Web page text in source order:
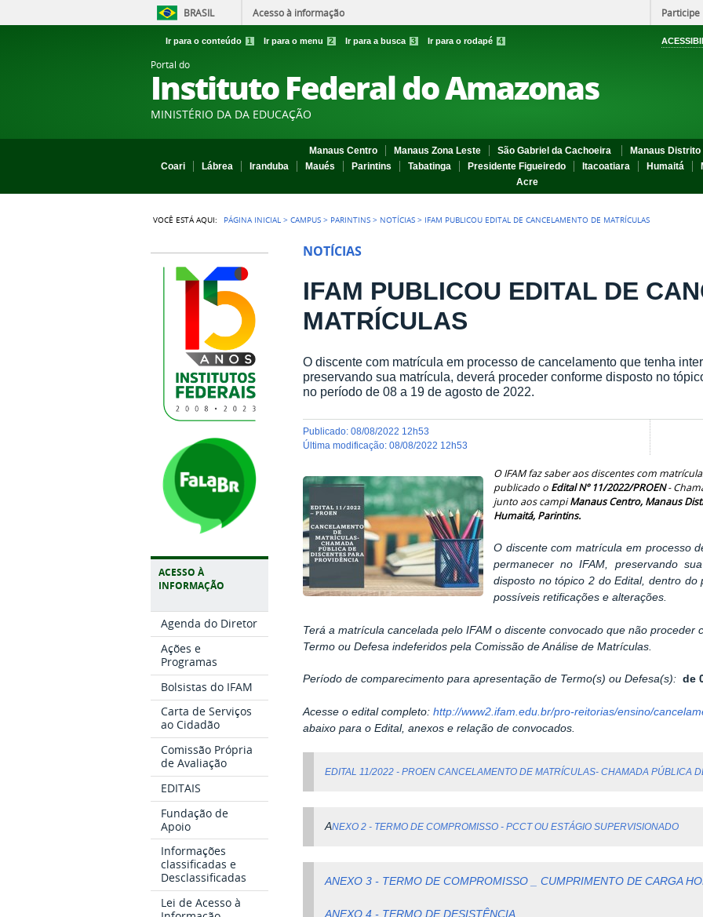
BRASIL Acesso à informação Participe
Ir para o conteúdo 1 Ir para o menu 2 Ir para a busca 3 Ir para o rodapé 4
Portal do
Instituto Federal do Amazonas
MINISTÉRIO DA DA EDUCAÇÃO
Manaus Centro Manaus Zona Leste São Gabriel da Cachoeira
Manaus Distrito
Coari
Lábrea Iranduba Maués Parintins Tabatinga Presidente Figueiredo Itacoatiara Humaitá
Acre
VOCÊ ESTÁ AQUI: PÁGINA INICIAL >CAMPUS > PARINTINS > NOTÍCIAS > IFAM PUBLICOU EDITAL DE CANCELAMENTO DE MATRÍCULAS
ACESSO À
INFORMAÇÃO
Agenda do Diretor
Ações e
Programas
Bolsistas do IFAM
Carta de Serviços
ao Cidadão
Comissão Própria
de Avaliação
EDITAIS
Fundação de
Apoio
Informações
classificadas e
Desclassificadas
Lei de Acesso à
NOTÍCIAS
IFAM PUBLICOU EDITAL DE
MATRÍCULAS
O discente com matrícula em processo de cancelamento que tenha
preservando sua matrícula, deverá proceder conforme disposto no
no período de 08 a 19 de agosto de 2022.
publicado:08/08/2022 12h53
última modificação:08/08/2022 12h53
O IFAM faz saber aos discentes com
publicado o Edital N° 11/2022/PROEN-
junto aos campiManaus Centro, Manaus
Humaitá, Parintins.
O discente com matrícula em processo
permanecer no IFAM, preservando
disposto no tópico 2 do Edital, dentro
possíveis retificações e alterações.
Terá a matrícula cancelada pelo IFAM o discente convocado que não proceder
Termo ou Defesa indeferidos pela Comissão de Análise de Matrículas.
Período de comparecimento para apresentação de Termo(s) ou Defesa(s): de
Acesse o edital completo:http://www2.ifam.edu.br/pro-reitorias/ensino/
abaixo para o Edital, anexos e relação de convocados.
EDITAL 11/2022 - PROEN CANCELAMENTO DE MATRÍCULAS- CHAMADA PÚBLICA
ANEXO 2 - TERMO DE COMPROMISSO - PCCT OU ESTÁGIO SUPERVISIONADO
ANEXO 3 - TERMO DE COMPROMISSO _ CUMPRIMENTO DE CARGA
ANEXO 4 - TERMO DE DESISTÊNCIA